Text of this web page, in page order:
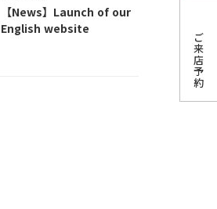
【News】Launch of our
English website
ご来店予約